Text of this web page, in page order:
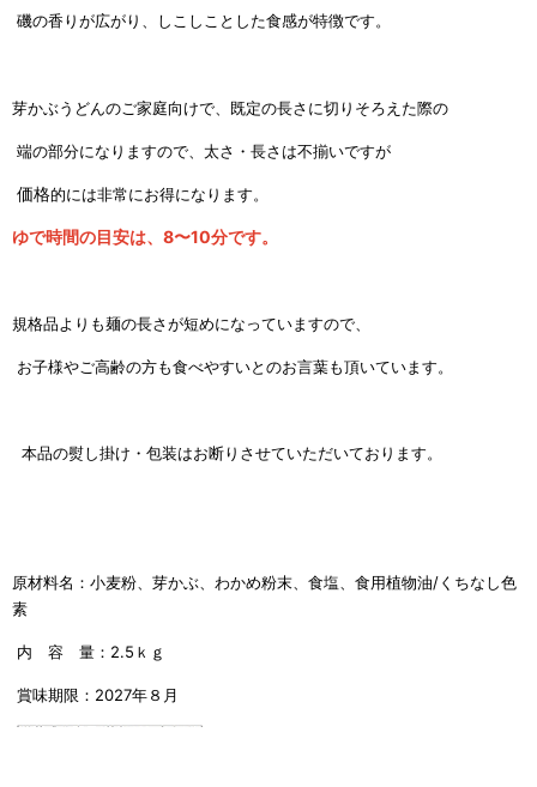
磯の香りが広がり、しこしことした食感が特徴です。
芽かぶうどんのご家庭向けで、既定の長さに切りそろえた際の
端の部分になりますので、太さ・長さは不揃いですが
価格的には非常にお得になります。
ゆで時間の目安は、8〜10分です。
規格品よりも麺の長さが短めになっていますので、
お子様やご高齢の方も食べやすいとのお言葉も頂いています。
本品の熨し掛け・ 包装はお断りさせていただいております。
原材料名：小麦粉、芽かぶ、わかめ粉末、食塩、食用植物油/くちなし色
素
内 容 量：2.5ｋｇ
賞味期限：2027年８月